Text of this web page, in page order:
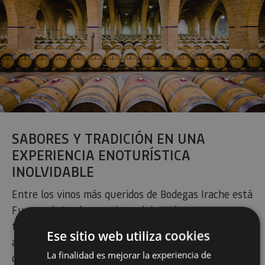
SABORES Y TRADICIÓN EN UNA
EXPERIENCIA ENOTURÍSTICA
INOLVIDABLE
Entre los vinos más queridos de Bodegas Irache está
Fuente de Irache, un tinto elaborado con
tempranillo y merlot, envejecido en roble francés y
americano, y creado como homenaje a los peregrinos
que siguen pasando por la fuente con la misma
Ese sitio web utiliza cookies
La finalidad es mejorar la experiencia de